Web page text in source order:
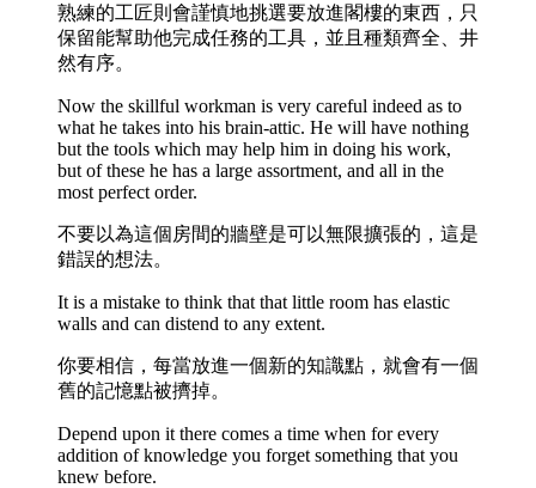
熟練的工匠則會謹慎地挑選要放進閣樓的東西，只
保留能幫助他完成任務的工具，並且種類齊全、井
然有序。
Now the skillful workman is very careful indeed as to
what he takes into his brain-attic. He will have nothing
but the tools which may help him in doing his work,
but of these he has a large assortment, and all in the
most perfect order.
不要以為這個房間的牆壁是可以無限擴張的，這是
錯誤的想法。
It is a mistake to think that that little room has elastic
walls and can distend to any extent.
你要相信，每當放進一個新的知識點，就會有一個
舊的記憶點被擠掉。
Depend upon it there comes a time when for every
addition of knowledge you forget something that you
knew before.